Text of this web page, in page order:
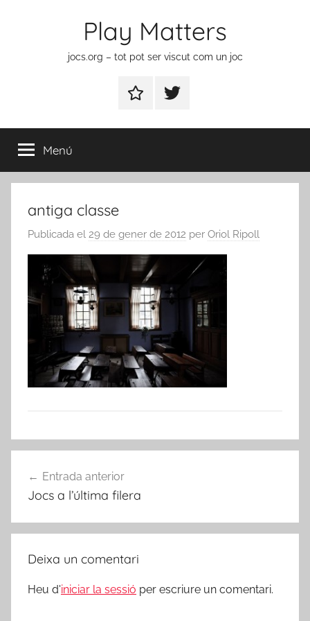
Play Matters
jocs.org – tot pot ser viscut com un joc
ContactarElement
menú
Menú
antiga classe
Publicada el 29 de gener de 2012 per Oriol Ripoll
d'entrades
Entrada anterior
Jocs a l’última filera
Deixa un comentari
Heu d'iniciar la sessió per escriure un comentari.